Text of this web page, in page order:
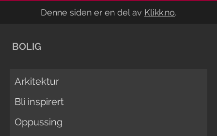
Denne siden er en del av Klikk.no.
BOLIG
Arkitektur
Bli inspirert
Oppussing